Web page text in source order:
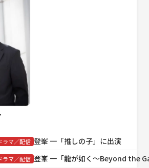
ラマ／配信 登峯 一「推しの子」に出演
ラマ／配信 登峯 一「龍が如く～Beyond the